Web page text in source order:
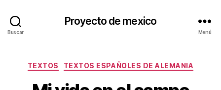
Buscar
Proyecto de mexico
Menú
Categorías
TEXTOS TEXTOS ESPAÑOLES DE ALEMANIA